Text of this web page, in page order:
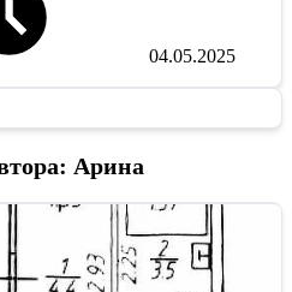
04.05.2025
Арина